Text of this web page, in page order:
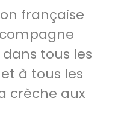
française
tous les
à tous les
crèche aux